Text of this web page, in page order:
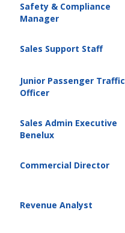
Safety & Compliance
Manager
Sales Support Staff
Junior Passenger Traffic
Officer
Sales Admin Executive
Benelux
Commercial Director
Revenue Analyst